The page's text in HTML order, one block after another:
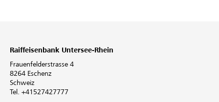
Raiffeisenbank Untersee-Rhein
Frauenfelderstrasse 4
8264 Eschenz
Schweiz
Tel. +41527427777